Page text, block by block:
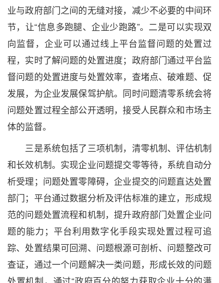
业与政府部门之间的无缝对接，减少不必要的中间环
节，让“信息多跑腿、企业少跑路”。二是可以实现双
向监督，企业可以通过线上平台监督问题的处置过
程，实时了解问题的处置进度；政府部门通过平台监
督问题的处置进度与处置效率，查堵点、破难题、促
发展，为企业发展保驾护航。同时问题清零系统会将
问题处置过程全部公开透明，接受人民群众和市场主
体的监督。
三是系统包括了三项机制，清零机制、评估机制
和长效机制。实现企业问题提交零等待，系统自动分
析受理；问题处置零障碍，企业提交的问题直达处置
部门；平台通过数据分析及评估标准的建立，形成规
范的问题处置流程和机制，提升政府部门处置企业问
题的能力；平台利用数字化手段实现处置过程可追
踪、处置结果可回溯、问题根源可剖析、问题整改可
查证，通过一个问题解决一类问题，形成长效的问题